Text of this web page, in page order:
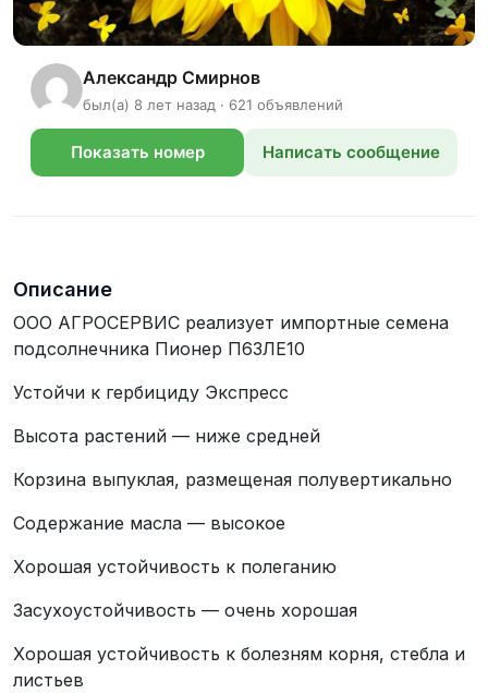
Александр Смирнов
был(а) 8 лет назад · 621 объявлений
Показать номер Написать сообщение
Описание
ООО АГРОСЕРВИС реализует импортные семена
подсолнечника Пионер П63ЛЕ10
Устойчи к гербициду Экспресс
Высота растений — ниже средней
Корзина выпуклая, размещеная полувертикально
Содержание масла — высокое
Хорошая устойчивость к полеганию
Засухоустойчивость — очень хорошая
Хорошая устойчивость к болезням корня, стебла и
листьев